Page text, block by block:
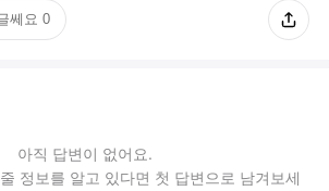
쎄요 0
아직 답변이 없어요.
정보를 알고 있다면 첫 답변으로 남겨보세